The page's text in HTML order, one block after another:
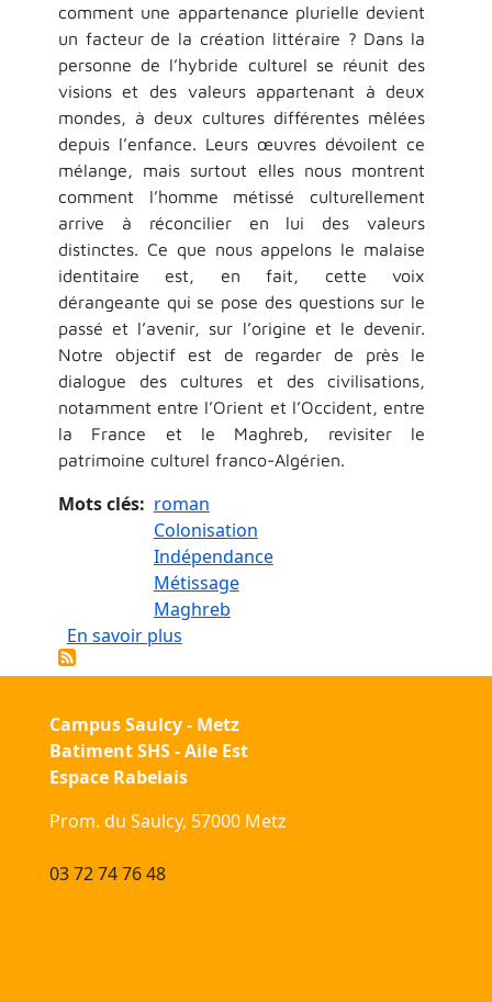
comment une appartenance plurielle devient
un facteur de la création littéraire ? Dans la
personne de l’hybride culturel se réunit des
visions et des valeurs appartenant à deux
mondes, à deux cultures différentes mêlées
depuis l’enfance. Leurs œuvres dévoilent ce
mélange, mais surtout elles nous montrent
comment l’homme métissé culturellement
arrive à réconcilier en lui des valeurs
distinctes. Ce que nous appelons le malaise
identitaire est, en fait, cette voix
dérangeante qui se pose des questions sur le
passé et l’avenir, sur l’origine et le devenir.
Notre objectif est de regarder de près le
dialogue des cultures et des civilisations,
notamment entre l’Orient et l’Occident, entre
la France et le Maghreb, revisiter le
patrimoine culturel franco-Algérien.
Mots clés
roman
Colonisation
Indépendance
Métissage
Maghreb
En savoir plussur Le métissage culturel dans le
Campus Saulcy - Metz
Batiment SHS - Aile Est
Espace Rabelais
Prom. du Saulcy, 57000 Metz
03 72 74 76 48